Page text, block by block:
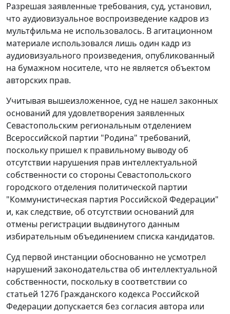
Разрешая заявленные требования, суд, установил,
что аудиовизуальное воспроизведение кадров из
мультфильма не использовалось. В агитационном
материале использовался лишь один кадр из
аудиовизуального произведения, опубликованный
на бумажном носителе, что не является объектом
авторских прав.
Учитывая вышеизложенное, суд не нашел законных
оснований для удовлетворения заявленных
Севастопольским региональным отделением
Всероссийской партии "Родина" требований,
поскольку пришел к правильному выводу об
отсутствии нарушения прав интеллектуальной
собственности со стороны Севастопольского
городского отделения политической партии
"Коммунистическая партия Российской Федерации"
и, как следствие, об отсутствии оснований для
отмены регистрации выдвинутого данным
избирательным объединением списка кандидатов.
Суд первой инстанции обоснованно не усмотрел
нарушений законодательства об интеллектуальной
собственности, поскольку в соответствии со
статьей 1276 Гражданского кодекса Российской
Федерации допускается без согласия автора или